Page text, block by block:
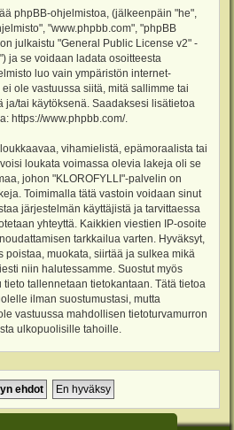
phpBB-ohjelmistoa, (jälkeenpäin "he",
"www.phpbb.com", "phpBB
julkaistu "General Public License v2" -
ja se voidaan ladata osoitteesta
luo vain ympäristön internet-
ole vastuussa siitä, mitä sallimme tai
tai käytöksenä. Saadaksesi lisätietoa
https://www.phpbb.com/.
vihamielistä, epämoraalista tai
loukata voimassa olevia lakeja oli se
johon "KLOROFYLLI"-palvelin on
Toimimalla tätä vastoin voidaan sinut
järjestelmän käyttäjistä ja tarvittaessa
yhteyttä. Kaikkien viestien IP-osoite
tarkkailua varten. Hyväksyt,
poistaa, muokata, siirtää ja sulkea mikä
niin halutessamme. Suostut myös
tallennetaan tietokantaan. Tätä tietoa
ilman suostumustasi, mutta
vastuussa mahdollisen tietoturvamurron
ulkopuolisille tahoille.